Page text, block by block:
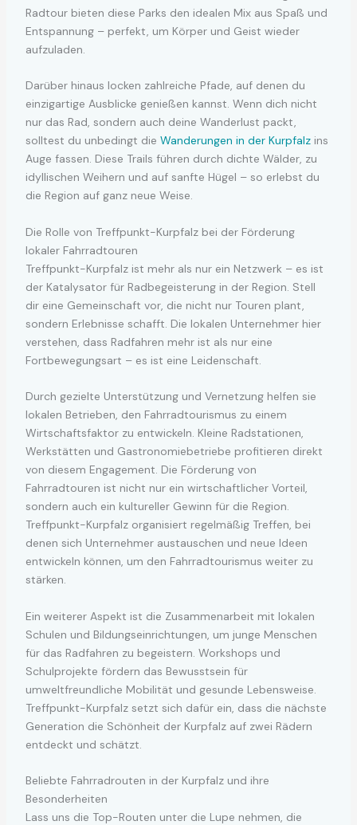
Radtour bieten diese Parks den idealen Mix aus Spaß und
Entspannung – perfekt, um Körper und Geist wieder
aufzuladen.
Darüber hinaus locken zahlreiche Pfade, auf denen du
einzigartige Ausblicke genießen kannst. Wenn dich nicht
nur das Rad, sondern auch deine Wanderlust packt,
solltest du unbedingt die Wanderungen in der Kurpfalzins
Auge fassen. Diese Trails führen durch dichte Wälder, zu
idyllischen Weihern und auf sanfte Hügel – so erlebst du
die Region auf ganz neue Weise.
Die Rolle von Treffpunkt-Kurpfalz bei der Förderung
lokaler Fahrradtouren
Treffpunkt-Kurpfalz ist mehr als nur ein Netzwerk – es ist
der Katalysator für Radbegeisterung in der Region. Stell
dir eine Gemeinschaft vor, die nicht nur Touren plant,
sondern Erlebnisse schafft. Die lokalen Unternehmer hier
verstehen, dass Radfahren mehr ist als nur eine
Fortbewegungsart – es ist eine Leidenschaft.
Durch gezielte Unterstützung und Vernetzung helfen sie
lokalen Betrieben, den Fahrradtourismus zu einem
Wirtschaftsfaktor zu entwickeln. Kleine Radstationen,
Werkstätten und Gastronomiebetriebe profitieren direkt
von diesem Engagement. Die Förderung von
Fahrradtouren ist nicht nur ein wirtschaftlicher Vorteil,
sondern auch ein kultureller Gewinn für die Region.
Treffpunkt-Kurpfalz organisiert regelmäßig Treffen, bei
denen sich Unternehmer austauschen und neue Ideen
entwickeln können, um den Fahrradtourismus weiter zu
stärken.
Ein weiterer Aspekt ist die Zusammenarbeit mit lokalen
Schulen und Bildungseinrichtungen, um junge Menschen
für das Radfahren zu begeistern. Workshops und
Schulprojekte fördern das Bewusstsein für
umweltfreundliche Mobilität und gesunde Lebensweise.
Treffpunkt-Kurpfalz setzt sich dafür ein, dass die nächste
Generation die Schönheit der Kurpfalz auf zwei Rädern
entdeckt und schätzt.
Beliebte Fahrradrouten in der Kurpfalz und ihre
Besonderheiten
Lass uns die Top-Routen unter die Lupe nehmen, die